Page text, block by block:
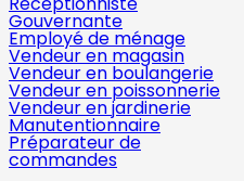
Gouvernante
Employé de ménage
Vendeur en magasin
Vendeur en boulangerie
Vendeur en poissonnerie
Vendeur en jardinerie
Manutentionnaire
Préparateur de
commandes